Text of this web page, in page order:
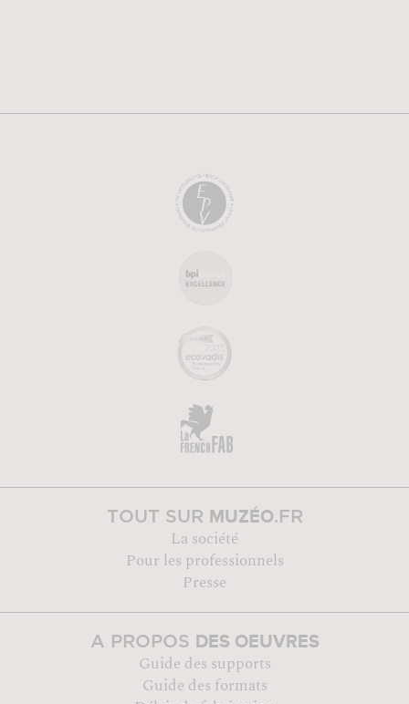
TOUT SUR MUZÉO.FR
La société
Pour les professionnels
Presse
A PROPOS DES OEUVRES
Guide des supports
Guide des formats